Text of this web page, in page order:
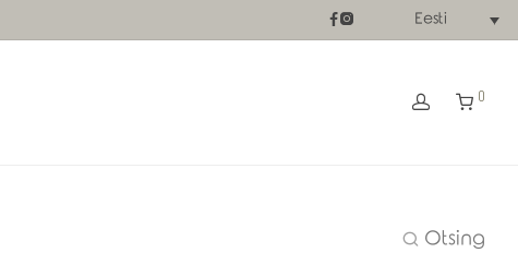
Eesti
0
Otsing